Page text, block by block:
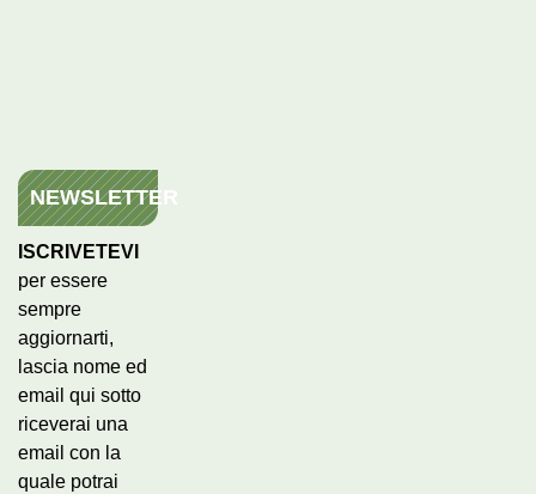
NEWSLETTER
ISCRIVETEVI
per essere
sempre
aggiornarti,
lascia nome ed
email qui sotto
riceverai una
email con la
quale potrai